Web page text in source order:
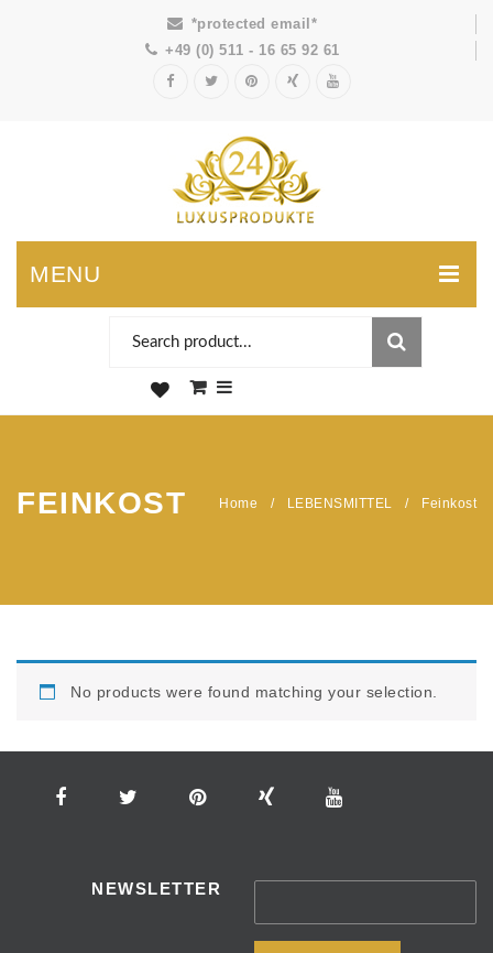
*protected email*
+49 (0) 511 - 16 65 92 61
MENU
You have no items in your shopping cart
FEINKOST Home / LEBENSMITTEL / Feinkost
No products were found matching your selection.
NEWSLETTER